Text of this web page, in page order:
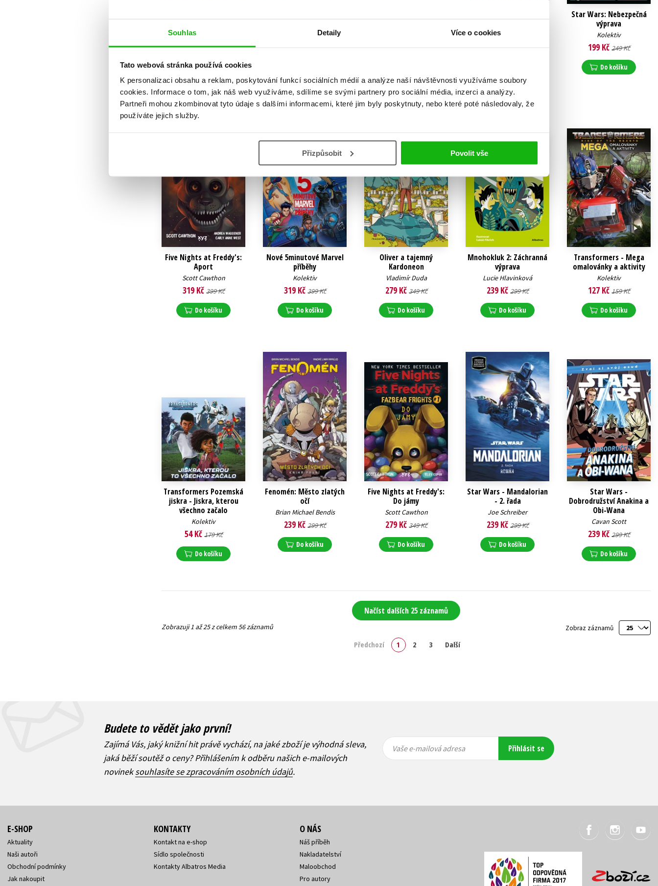
Souhlas Detaily Více o cookies
Tato webová stránka používá cookies
K personalizaci obsahu a reklam, poskytování funkcí sociálních médií a analýze naší návštěvnosti využíváme soubory
cookies. Informace o tom, jak náš web využíváme, sdílíme se svými partnery pro sociální média, inzerci a analýzy.
Partneři mohou zkombinovat tyto údaje s dalšími informacemi, které jim byly poskytnuty, nebo které poté následovaly, že
používáte jejich služby.
Přizpůsobit Povolit vše
Kolektiv
319 Kč399 Kč
Do košíku
Chewieho
Do košíku
Star Wars: Nebezpečná
výprava
Kolektiv
199 Kč 249 Kč
Do košíku
Five Nights at Freddy's:
Aport
Scott Cawthon
319 Kč 399 Kč
Do košíku
Nové 5minutové Marvel
příběhy
Kolektiv
319 Kč 399 Kč
Do košíku
Oliver a tajemný
Kardoneon
Vladimír Duda
279 Kč 349 Kč
Do košíku
Mnohokluk 2: Záchranná
výprava
Lucie Hlavinková
239 Kč 299 Kč
Do košíku
Transformers - Mega
omalovánky a aktivity
Kolektiv
127 Kč 159 Kč
Do košíku
Transformers Pozemská
jiskra - Jiskra, kterou
všechno začalo
Kolektiv
54 Kč 179 Kč
Do košíku
Fenomén: Město zlatých
očí
Brian Michael Bendis
239 Kč 299 Kč
Do košíku
Five Nights at Freddy's:
Do jámy
Scott Cawthon
279 Kč 349 Kč
Do košíku
Star Wars - Mandalorian
- 2. řada
Joe Schreiber
239 Kč 299 Kč
Do košíku
Star Wars -
Dobrodružství Anakina a
Obi-Wana
Cavan Scott
239 Kč 299 Kč
Do košíku
Načíst dalších 25 záznamů
Zobraz záznamů
Zobrazuji 1 až 25 z celkem 56 záznamů
Předchozí 1 2 3 Další
Budete to vědět jako první!
Zajímá Vás, jaký knižní hit právě vychází, na jaké zboží je výhodná sleva,
jaká běží soutěž o ceny? Přihlášením k odběru našich e-mailových
novineksouhlasíte se zpracováním osobních údajů.
mailová
mailová
Vaše e-mailová adresa Přihlásit se
E-SHOP
Aktuality
Naši autoři
Obchodní podmínky
Jak nakoupit
KONTAKTY
Kontakt na e-shop
Sídlo společnosti
Kontakty Albatros Media
O NÁS
Náš příběh
Nakladatelství
Maloobchod
Pro autory